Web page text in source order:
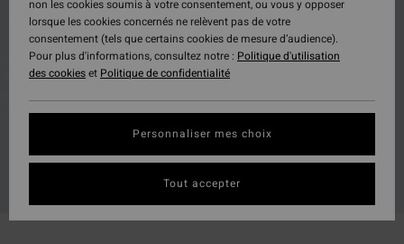
non les cookies soumis à votre consentement, ou vous y opposer
lorsque les cookies concernés ne relèvent pas de votre
consentement (tels que certains cookies de mesure d’audience).
Pour plus d'informations, consultez notre : Politique d'utilisation
des cookieset Politique de confidentialité
Personnaliser mes choix
Tout accepter